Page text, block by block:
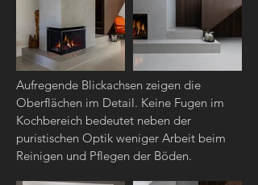
Aufregende Blickachsen zeigen die
Oberflächen im Detail. Keine Fugen im
Kochbereich bedeutet neben der
puristischen Optik weniger Arbeit beim
Reinigen und Pflegen der Böden.